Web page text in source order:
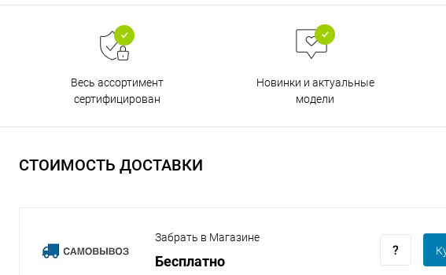
Весь ассортимент
сертифицирован
Новинки и актуальные
модели
СТОИМОСТЬ ДОСТАВКИ
Забрать в Магазине
Бесплатно
с вашей